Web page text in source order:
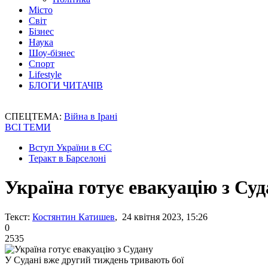
Місто
Світ
Бізнес
Наука
Шоу-бізнес
Спорт
Lifestyle
БЛОГИ ЧИТАЧІВ
СПЕЦТЕМА: Війна в Ірані
ВСІ ТЕМИ
Вступ України в ЄС
Теракт в Барселоні
Україна готує евакуацію з
Текст: Костянтин Катишев, 24 квітня 2023, 15:26
0
2535
У Судані вже другий тиждень тривають бої